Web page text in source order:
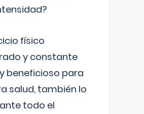
físico
y constante
beneficioso para
salud, también lo
todo el